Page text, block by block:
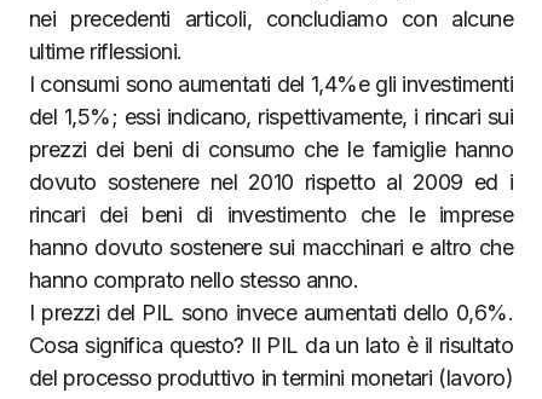
nei precedenti articoli, concludiamo con alcune
ultime riflessioni.
I consumi sono aumentati del 1,4%e gli investimenti
del 1,5%; essi indicano, rispettivamente, i rincari sui
prezzi dei beni di consumo che le famiglie hanno
dovuto sostenere nel 2010 rispetto al 2009 ed i
rincari dei beni di investimento che le imprese
hanno dovuto sostenere sui macchinari e altro che
hanno comprato nello stesso anno.
I prezzi del PIL sono invece aumentati dello 0,6%.
Cosa significa questo? Il PIL da un lato è il risultato
del processo produttivo in termini monetari (lavoro)